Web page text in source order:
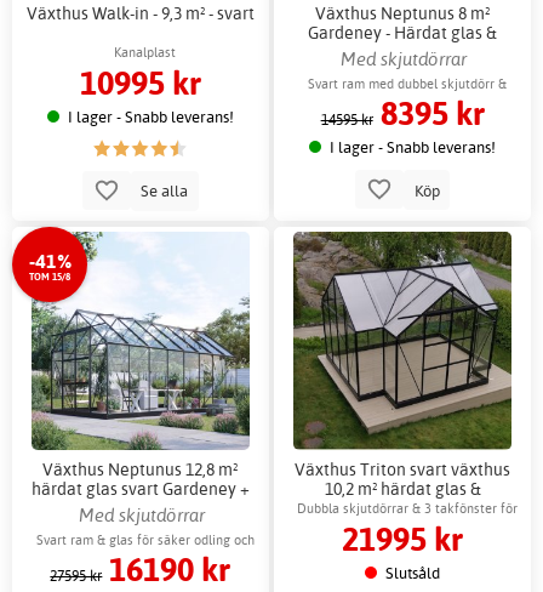
Växthus Walk-in - 9,3 m² - svart
Kanalplast
10995 kr
I lager - Snabb leverans!
Se alla
Växthus Neptunus 8 m²
Gardeney - Härdat glas &
aluminium + Växthusbord
Med skjutdörrar
Svart ram med dubbel skjutdörr &
ventilationsfönster
14595 kr 8395 kr
I lager - Snabb leverans!
Köp
-41%
TOM 15/8
Växthus Neptunus 12,8 m²
härdat glas svart Gardeney +
Växthusbord
Med skjutdörrar
Svart ram & glas för säker odling och
uterum
27595 kr 16190 kr
Växthus Triton svart växthus
10,2 m² härdat glas &
kanalplast
Dubbla skjutdörrar & 3 takfönster för
ventilation
21995 kr
Slutsåld